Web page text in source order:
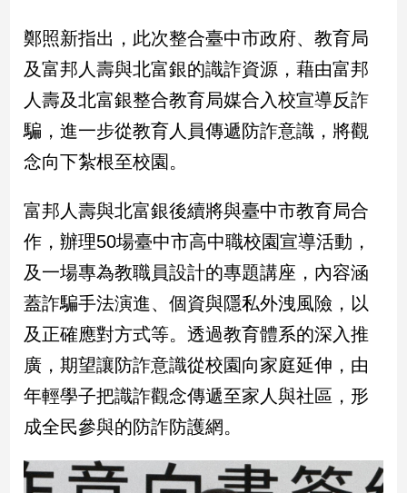
生
活
建
築/
內
計
旅
遊/
美
食
座/
命
理
消
費
康/
親
鄭照新指出，此次整合臺中市政府、教育局
及富邦人壽與北富銀的識詐資源，藉由富邦
人壽及北富銀整合教育局媒合入校宣導反詐
騙，進一步從教育人員傳遞防詐意識，將觀
念向下紮根至校園。
富邦人壽與北富銀後續將與臺中市教育局合
作，辦理50場臺中市高中職校園宣導活動，
及一場專為教職員設計的專題講座，內容涵
蓋詐騙手法演進、個資與隱私外洩風險，以
及正確應對方式等。透過教育體系的深入推
廣，期望讓防詐意識從校園向家庭延伸，由
年輕學子把識詐觀念傳遞至家人與社區，形
成全民參與的防詐防護網。